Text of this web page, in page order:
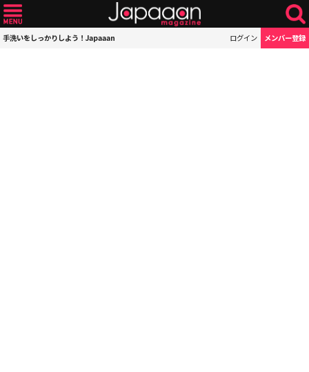
手洗いをしっかりしよう！Japaaan ログイン メンバー登録